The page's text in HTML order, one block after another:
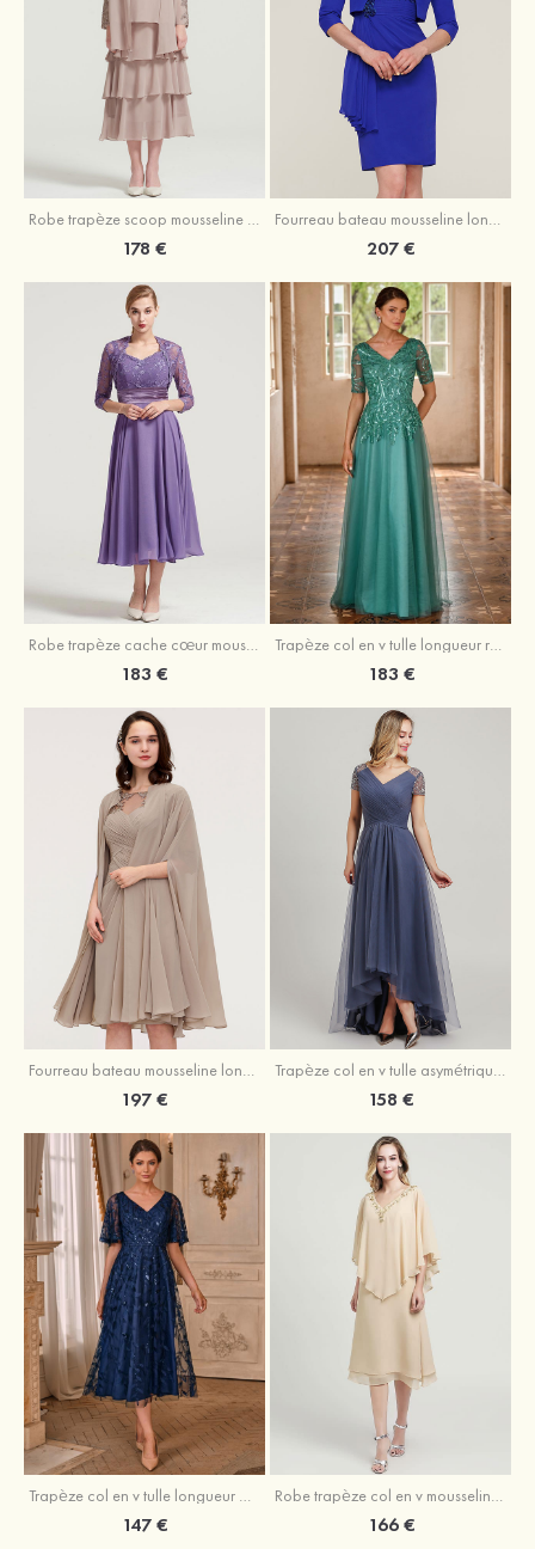
Robe trapèze scoop mousseline longueur mollet robe de mère de la mariée avec appliqué volants veste
178 €
Fourreau bateau mousseline longueur genou robe de mère de la mariée avec appliqué perle plissé veste
207 €
Robe trapèze cache cœur mousseline longueur mollet robe de mère de la mariée avec plissé veste
183 €
Trapèze col en v tulle longueur ras du sol robe de mère de la mariée avec perles paillettes
183 €
Fourreau bateau mousseline longueur genou robe de mère de la mariée avec appliqué plissé veste
197 €
Trapèze col en v tulle asymétrique robe de mère de la mariée
158 €
Trapèze col en v tulle longueur mollet robe de mère de la mariée avec appliqué paillettes ceinture
147 €
Robe trapèze col en v mousseline longueur mollet robe de mère de la mariée avec perle
166 €